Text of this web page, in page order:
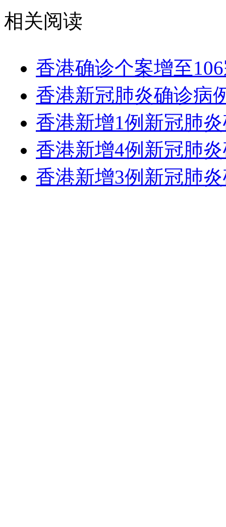
相关阅读
香港确诊个案增至
香港新冠肺炎确诊病
香港新增1例新冠肺
香港新增4例新冠肺
香港新增3例新冠肺